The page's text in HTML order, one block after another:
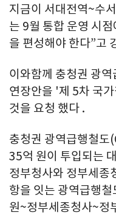
지금이 서대전역~수
는 9월 통합 운영 시
을 편성해야 한다”고
이와함께 충청권 광
연장안을 '제 5차 국
것을 요청 했다 .
충청권 광역급행철도
35억 원이 투입되는
정부청사와 정부세종
항을 잇는 광역급행
원~정부세종청사~정